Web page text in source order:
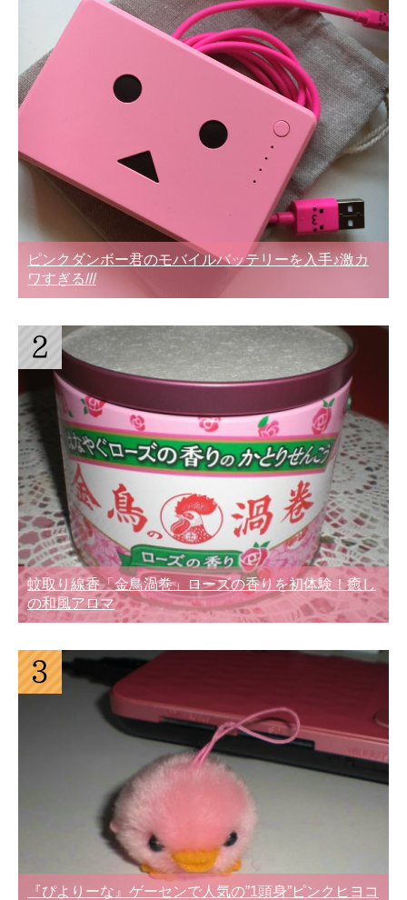
ピンクダンボー君のモバイルバッテリーを入手♪激カ
ワすぎる///
蚊取り線香「金鳥渦巻」ローズの香りを初体験！癒し
の和風アロマ
『ぴよりーな』ゲーセンで人気の”1頭身”ピンクヒヨコ